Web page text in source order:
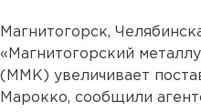
Магнитогорск,
«Магнитогорский
(ММК) увеличивает
Марокко, сообщили